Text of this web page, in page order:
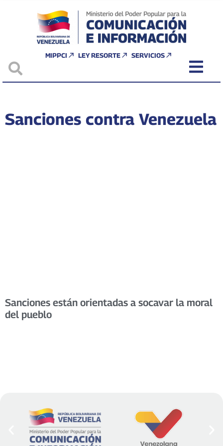
MIPPCI LEY RESORTE SERVICIOS
Sanciones contra Venezuela
Sanciones están orientadas a socavar la moral
del pueblo